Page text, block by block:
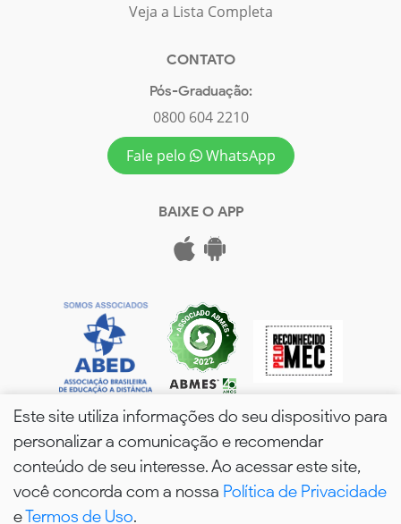
Veja a Lista Completa
CONTATO
Pós-Graduação:
0800 604 2210
Fale pelo
WhatsApp
BAIXE O APP
wPós - 2026. Todos os Direitos Reservados.
Este site utiliza informações do seu dispositivo para
personalizar a comunicação e recomendar
conteúdo de seu interesse. Ao acessar este site,
você concorda com a nossa Política de Privacidade
eTermos de Uso.